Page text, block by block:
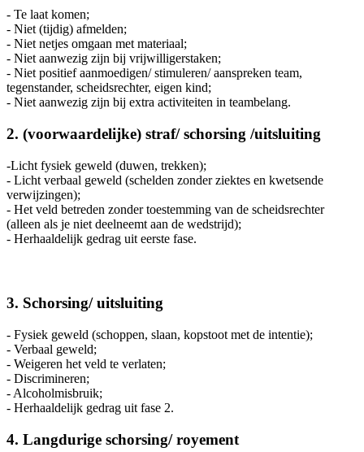
- Te laat komen;
- Niet (tijdig) afmelden;
- Niet netjes omgaan met materiaal;
- Niet aanwezig zijn bij vrijwilligerstaken;
- Niet positief aanmoedigen/ stimuleren/ aanspreken team,
tegenstander, scheidsrechter, eigen kind;
- Niet aanwezig zijn bij extra activiteiten in teambelang.
2. (voorwaardelijke) straf/ schorsing /uitsluiting
-Licht fysiek geweld (duwen, trekken);
- Licht verbaal geweld (schelden zonder ziektes en kwetsende
verwijzingen);
- Het veld betreden zonder toestemming van de scheidsrechter
(alleen als je niet deelneemt aan de wedstrijd);
- Herhaaldelijk gedrag uit eerste fase.
3. Schorsing/ uitsluiting
- Fysiek geweld (schoppen, slaan, kopstoot met de intentie);
- Verbaal geweld;
- Weigeren het veld te verlaten;
- Discrimineren;
- Alcoholmisbruik;
- Herhaaldelijk gedrag uit fase 2.
4. Langdurige schorsing/ royement